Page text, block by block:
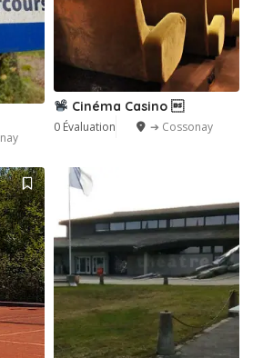
Cinéma Casino 
0 Évaluation ➔ Cossonay